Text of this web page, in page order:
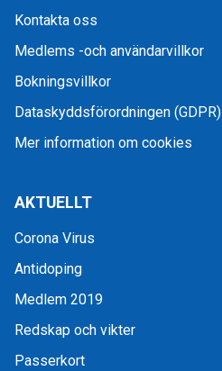
Kontakta oss
Medlems -och användarvillkor
Bokningsvillkor
Dataskyddsförordningen (GDPR)
Mer information om cookies
AKTUELLT
Corona Virus
Antidoping
Medlem 2019
Redskap och vikter
Passerkort